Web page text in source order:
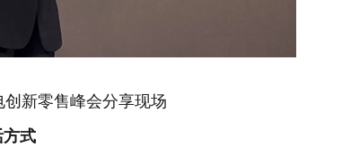
新零售峰会分享现场
式